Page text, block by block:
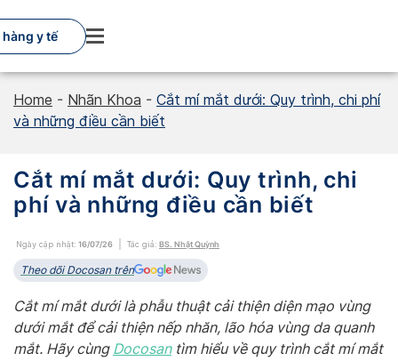
to
content
hàng y tế
Home - Nhãn Khoa - Cắt mí mắt dưới: Quy trình, chi phí
và những điều cần biết
Cắt mí mắt dưới: Quy trình, chi
phí và những điều cần biết
Ngày cập nhật: 16/07/26 Tác giả: BS. Nhật Quỳnh
Theo dõi Docosan trên
Cắt mí mắt dưới là phẫu thuật cải thiện diện mạo vùng
dưới mắt để cải thiện nếp nhăn, lão hóa vùng da quanh
mắt. Hãy cùng Docosantìm hiểu về quy trình cắt mí mắt